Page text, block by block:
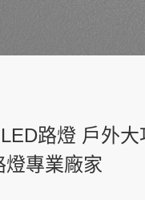
路燈 戶外
燈專業廠家